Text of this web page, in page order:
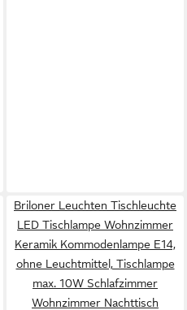
Briloner Leuchten Tischleuchte
LED Tischlampe Wohnzimmer
Keramik Kommodenlampe E14,
ohne Leuchtmittel, Tischlampe
max. 10W Schlafzimmer
Wohnzimmer Nachttisch